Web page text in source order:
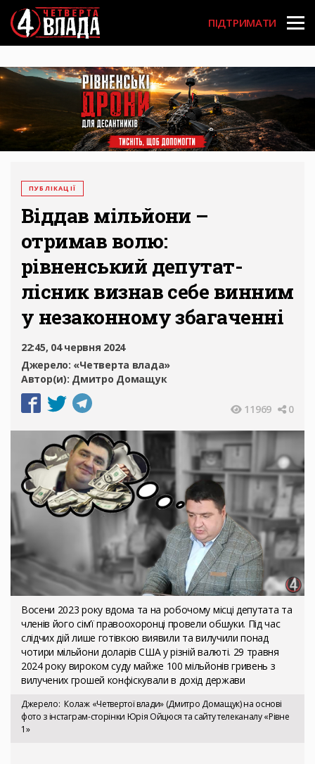
Перейти
до
основного
вмісту
User
account
menu
ПІДТРИМАТИ
ПУБЛІКАЦІЇ
Віддав мільйони –
отримав волю:
рівненський депутат-
лісник визнав себе винним
у незаконному збагаченні
22:45, 04 червня 2024
Джерело: «Четверта влада»
Автор(и): Дмитро Домащук
11969 0
Восени 2023 року вдома та на робочому місці депутата та
членів його сім’ї правоохоронці провели обшуки. Під час
слідчих дій лише готівкою виявили та вилучили понад
чотири мільйони доларів США у різній валюті. 29 травня
2024 року вироком суду майже 100 мільйонів гривень з
вилучених грошей конфіскували в дохід держави
Джерело Колаж «Четвертої влади» (Дмитро Домащук) на основі
фото з інстаграм-сторінки Юрія Ойцюся та сайту телеканалу «Рівне
1»